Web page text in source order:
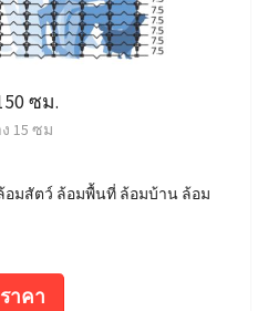
ซม.
15 ซม
อมสัตว์ ล้อมพื้นที่ ล้อมบ้าน ล้อม
าคา